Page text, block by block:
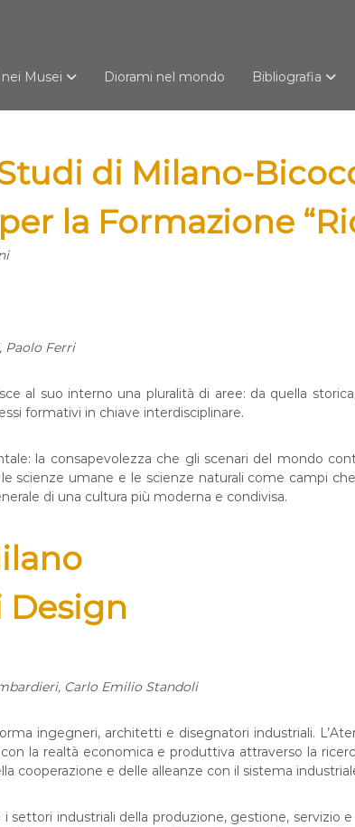
Musei Diorami nel mondo Bibliografia
di Milano-
la Formazione
Paolo Ferri
al suo interno una pluralità di aree: da quella
formativi in chiave interdisciplinare.
la consapevolezza che gli scenari del mondo
scienze umane e le scienze naturali come campi
di una cultura più moderna e condivisa.
Carlo Emilio Standoli
ingegneri, architetti e disegnatori industriali.
la realtà economica e produttiva attraverso la
cooperazione e delle alleanze con il sistema
industriali della produzione, gestione, servizio